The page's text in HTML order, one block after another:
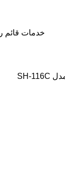
خدمات قائم